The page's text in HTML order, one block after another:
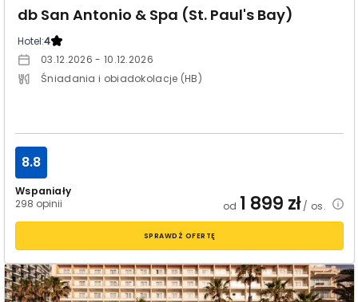
db San Antonio & Spa (St. Paul's Bay)
Hotel:4
03.12.2026 - 10.12.2026
Śniadania i obiadokolacje (HB)
Wspaniały
298 opinii
8.8
od 1 899 zł/ os.
SPRAWDŹ OFERTĘ